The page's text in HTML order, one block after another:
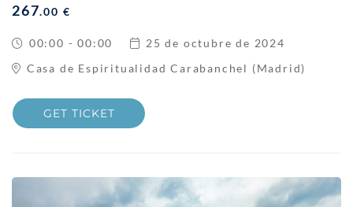
267.00 €
00:00 - 00:00
25 de octubre de 2024
Casa de Espiritualidad Carabanchel (Madrid)
GET TICKET